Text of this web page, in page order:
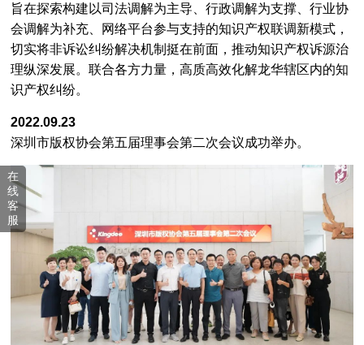
深圳市版权协会第五届会员代表大会第二次会议及春茗会顺利落幕 [2023-02-24]
推动知识产权高质量发展——知识产权意识提升宣传推广会成功召开 [2023-02-24]
推进版权强国建设 ——第十届“深圳版权金奖”颁奖典礼顺利举办 [2023-02-24]
活动报名 | “第27届香港国际影视展”开始报名啦~
深圳市市直机关软件正版化培训会成功举办 [2022-12-14]
[2022-10-21]
[2022-10-14]
2023年1月1日起施行，《广东省版权条例》已公布 [2022-10-10]
活动集锦 | 市版权协会9月份活动一睹为快 [2022-10-10]
关于组织召开2022年度企业软件正版化培训的通知 [2022-10-10]
将行业需求和问题放在首位│市版权协会第五届理事会第二次会议成功召开 [2022-09-30]
旨在探索构建以司法调解为主导、行政调解为支撑、行业协
会调解为补充、网络平台参与支持的知识产权联调新模式，
切实将非诉讼纠纷解决机制挺在前面，推动知识产权诉源治
理纵深发展。联合各方力量，高质高效化解龙华辖区内的知
识产权纠纷。
2022.09.23
深圳市版权协会第五届理事会第二次会议成功举办。
在
线
客
服